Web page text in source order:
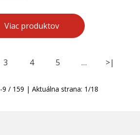
Viac produktov
3 4 5 … >|
-9 / 159 | Aktuálna strana: 1/18